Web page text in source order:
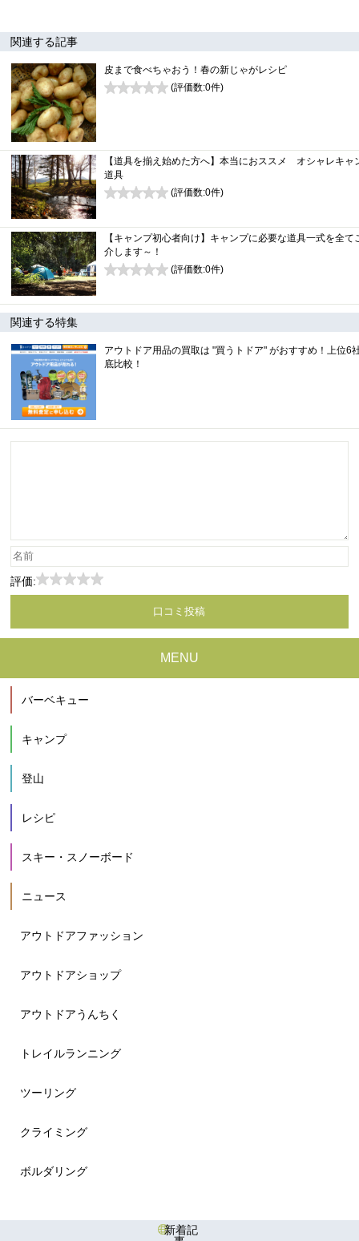
関連する記事
皮まで食べちゃおう！春の新じゃがレシピ
(評価数:0件)
【道具を揃え始めた方へ】本当におススメ オシャレキャ
道具
(評価数:0件)
【キャンプ初心者向け】キャンプに必要な道具一式を全て
介します～！
(評価数:0件)
関連する特集
アウトドア用品の買取は "買うトドア" がおすすめ！上位6
底比較！
評価:
MENU
バーベキュー
キャンプ
登山
レシピ
スキー・スノーボード
ニュース
アウトドアファッション
アウトドアショップ
アウトドアうんちく
トレイルランニング
ツーリング
クライミング
ボルダリング
新着記